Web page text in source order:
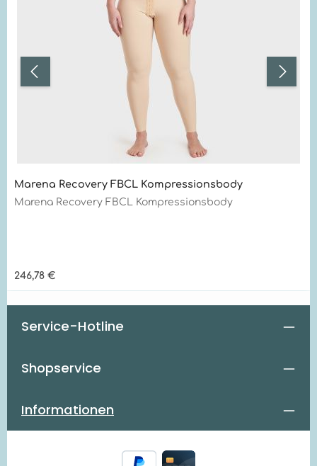
Marena Recovery FBCL Kompressionsbody
Marena Recovery FBCL Kompressionsbody
Regulärer Preis:
246,78 €
Service-Hotline
Shopservice
Informationen